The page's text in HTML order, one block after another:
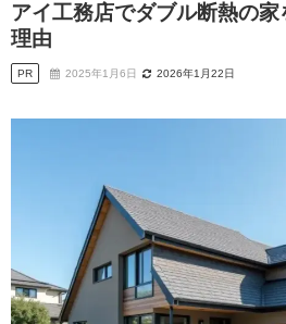
アイ工務店でダブル断熱の
理由
PR 2025年1月6日 2026年1月22日